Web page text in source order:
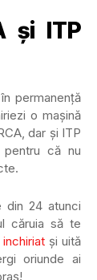
și ITP
permanență
o mașină
dar și ITP
pentru că nu
24 atunci
căruia să te
și uită
oriunde ai